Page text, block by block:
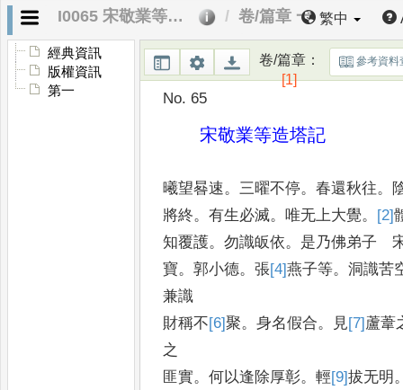
I0065 宋敬業等造塔記 卷/篇章 一 繁中
經典資訊
版權資訊
第一
卷/篇章：
[1]
參考資料
No. 65
宋敬業等造塔記
曦望晷速。三曜不停。春還秋往。
將終。有生必滅。唯无上大覺。 [2]
知覆護。勿識皈依。 是乃佛弟子
寶。郭小德。張[4]燕子等。洞識苦
兼識
財稱不[6]聚。身名假合。 見[7] 蘆葦
之
匪實。何以逢除厚彰。輕[9]拔无明